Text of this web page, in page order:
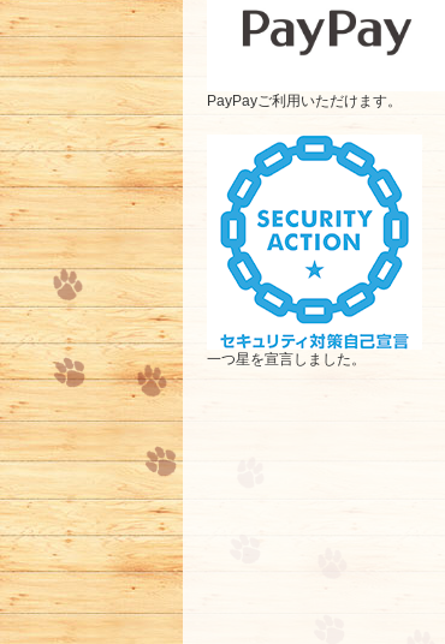
PayPayご利用いただけます。
一つ星を宣言しました。